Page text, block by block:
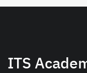
ITS